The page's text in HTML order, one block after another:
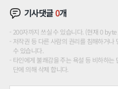
기사댓글0개
200자까지 쓰실 수 있습니다. (현재 0
저작권 등 다른 사람의 권리를 침해하거
수 있습니다.
타인에게 불쾌감을 주는 욕설 등 비하하
단에 의해 삭제 합니다.